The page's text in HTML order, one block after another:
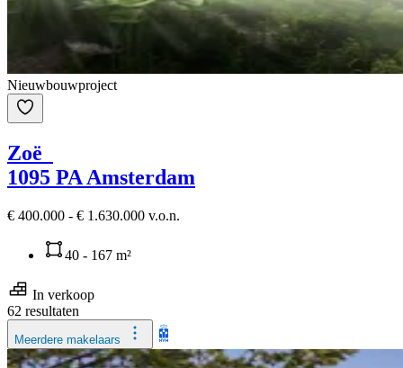
Nieuwbouwproject
Zoë
1095 PA Amsterdam
€ 400.000 - € 1.630.000 v.o.n.
40 - 167 m²
In verkoop
62 resultaten
Meerdere makelaars